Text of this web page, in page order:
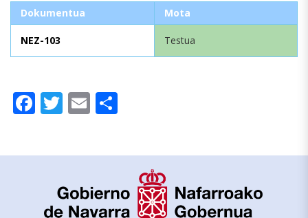
Dokumentua Mota
NEZ-103 Testua
Facebook
Twitter
Email